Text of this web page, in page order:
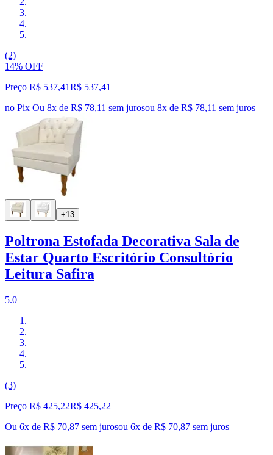
(2)
14% OFF
Preço R$ 537,41R$ 537,41
no Pix Ou 8x de R$ 78,11 sem jurosou 8x de R$ 78,11 sem juros
+13
Poltrona Estofada Decorativa Sala de
Estar Quarto Escritório Consultório
Leitura Safira
5.0
(3)
Preço R$ 425,22R$ 425,22
Ou 6x de R$ 70,87 sem jurosou 6x de R$ 70,87 sem juros